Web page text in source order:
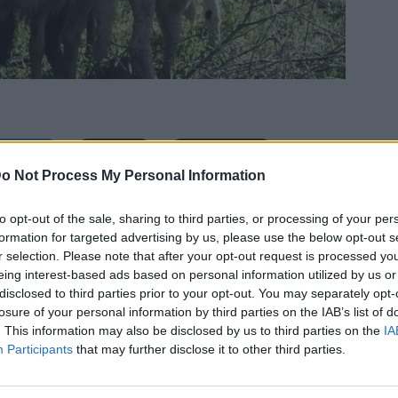
Not Process My Personal Information
opt-out of the sale, sharing to third parties, or processing of your
for targeted advertising by us, please use the below opt-out
selection. Please note that after your opt-out request is processed
interest-based ads based on personal information utilized by us
to third parties prior to your opt-out. You may separately
of your personal information by third parties on the IAB’s list of
This information may also be disclosed by us to third parties on the
Participants that may further disclose it to other third parties.
στη Λέσβο προχώρησαν οι
να μεταφέρει παράνομα το
καραντίνα λόγω της εξάπλωσης
τη διάρκεια ελέγχου,όταν διαπιστώθηκε ότι
ότι τα ζώα βρίσκονταν σε καθεστώς